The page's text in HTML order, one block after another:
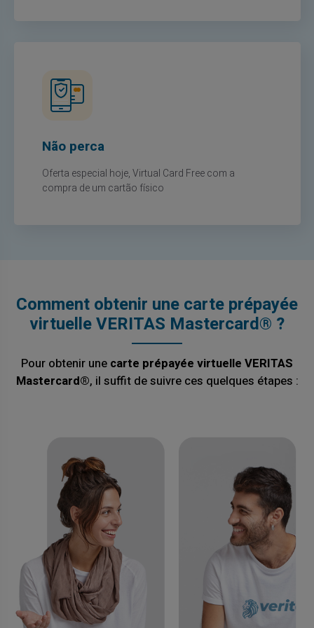
Não perca
Oferta especial hoje, Virtual Card Free com a
compra de um cartão físico
Comment obtenir une carte prépayée
virtuelle VERITAS Mastercard® ?
Pour obtenir une carte prépayée virtuelle VERITAS
Mastercard®, il suffit de suivre ces quelques étapes :